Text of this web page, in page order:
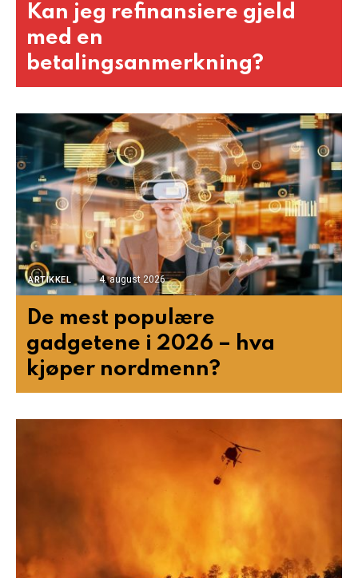
Kan jeg refinansiere gjeld
med en
betalingsanmerkning?
ARTIKKEL 4. august 2026
De mest populære
gadgetene i 2026 – hva
kjøper nordmenn?